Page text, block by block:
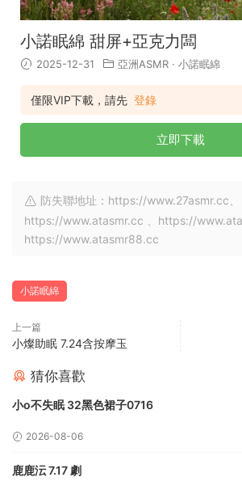
小諾眠綿 甜屏+亞克力闆
2025-12-31 亞洲ASMR · 小諾眠綿
僅限VIP下載，請先 登錄
立即下載
防失聯地址：https://www.27asmr.cc、
https://www.atasmr.cc 、https://
https://www.atasmr88.cc
小諾眠綿
上一篇
小燦助眠 7.24含按摩玉
猜你喜歡
小o不失眠 32黑色裙子0716
2026-08-06
鹿鹿沄 7.17 劇